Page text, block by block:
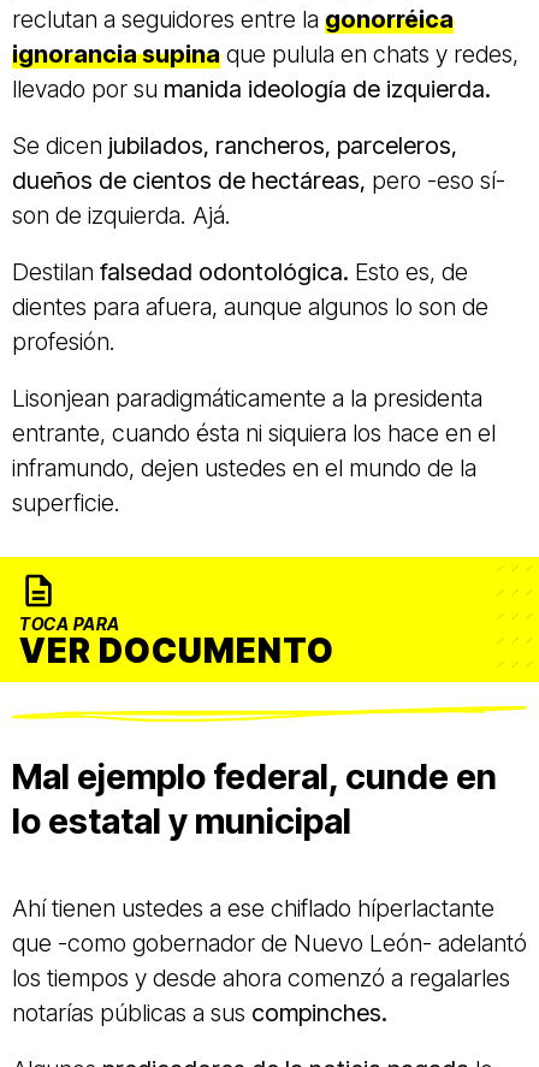
reclutan a seguidores entre la gonorréica
ignorancia supina que pulula en chats y redes,
llevado por su manida ideología de izquierda.
Se dicen jubilados, rancheros, parceleros,
dueños de cientos de hectáreas, pero -eso sí-
son de izquierda. Ajá.
Destilan falsedad odontológica. Esto es, de
dientes para afuera, aunque algunos lo son de
profesión.
Lisonjean paradigmáticamente a la presidenta
entrante, cuando ésta ni siquiera los hace en el
inframundo, dejen ustedes en el mundo de la
superficie.
TOCA PARA
VER DOCUMENTO
Mal ejemplo federal, cunde en
lo estatal y municipal
Ahí tienen ustedes a ese chiflado híperlactante
que -como gobernador de Nuevo León- adelantó
los tiempos y desde ahora comenzó a regalarles
notarías públicas a sus compinches.